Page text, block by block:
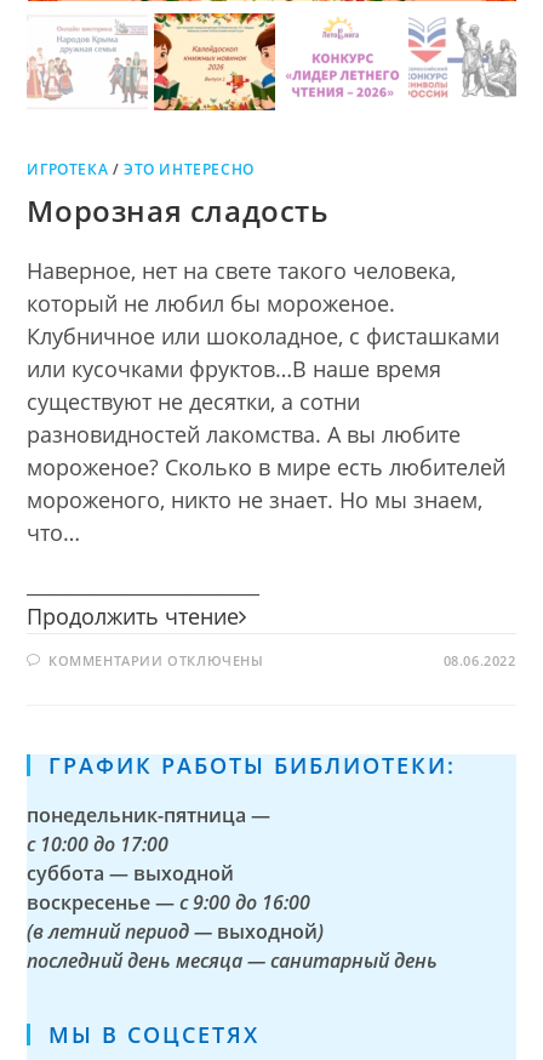
ИГРОТЕКА /ЭТО ИНТЕРЕСНО
Морозная сладость
Наверное, нет на свете такого человека,
который не любил бы мороженое.
Клубничное или шоколадное, с фисташками
или кусочками фруктов…В наше время
существуют не десятки, а сотни
разновидностей лакомства. А вы любите
мороженое? Сколько в мире есть любителей
мороженого, никто не знает. Но мы знаем,
что…
Продолжить чтение Морозная
КОММЕНТАРИИ К
ОТКЛЮЧЕНЫ 08.06.2022
ГРАФИК РАБОТЫ БИБЛИОТЕКИ:
понедельник-пятница —
с 10:00 до 17:00
суббота — выходной
воскресенье —с 9:00 до 16:00
(в летний период — выходной)
последний день месяца — санитарный день
МЫ В СОЦСЕТЯХ